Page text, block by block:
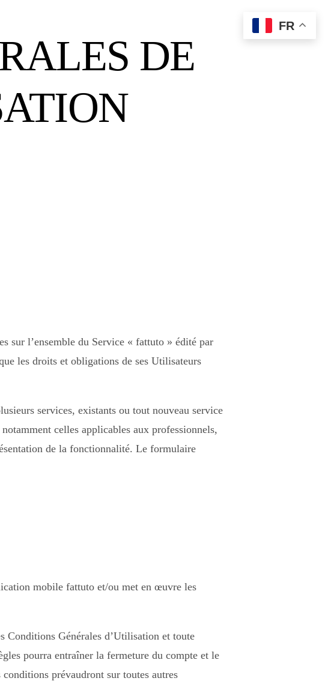
DE
sur l’ensemble du Service « fattuto » édité par
les droits et obligations de ses Utilisateurs
services, existants ou tout nouveau service
celles applicables aux professionnels,
de la fonctionnalité. Le formulaire
mobile fattuto et/ou met en œuvre les
Conditions Générales d’Utilisation et toute
pourra entraîner la fermeture du compte et le
prévaudront sur toutes autres
FR